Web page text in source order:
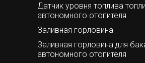
Датчик уровня топлива
автономного отопителя
Заливная горловина
Заливная горловина для
автономного отопителя